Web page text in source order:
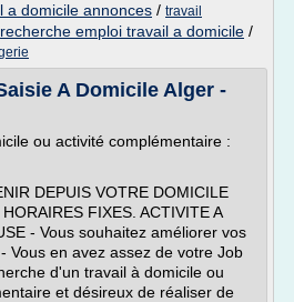
a domicile annonces / travail
recherche emploi travail a domicile /
A Domicile Alger -
ou activité complémentaire :
DEPUIS VOTRE DOMICILE
FIXES. ACTIVITE A
- Vous souhaitez améliorer vos
Vous en avez assez de votre Job
d'un travail à domicile ou
et désireux de réaliser de